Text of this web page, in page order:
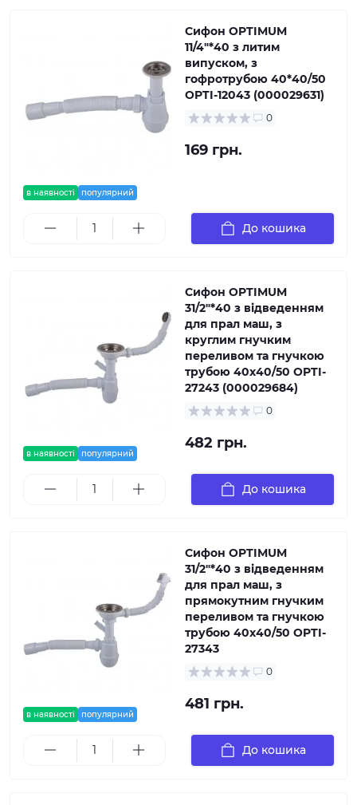
в наявності популярний
Сифон OPTIMUM
11/4″*40 з литим
випуском, з
гофротрубою 40*40/50
OPTI-12043 (000029631)
0
169 грн.
До кошика
в наявності популярний
Сифон OPTIMUM
31/2″*40 з відведенням
для прал маш, з
круглим гнучким
переливом та гнучкою
трубою 40х40/50 OPTI-
27243 (000029684)
0
482 грн.
До кошика
в наявності популярний
Сифон OPTIMUM
31/2″*40 з відведенням
для прал маш, з
прямокутним гнучким
переливом та гнучкою
трубою 40х40/50 OPTI-
27343
0
481 грн.
До кошика